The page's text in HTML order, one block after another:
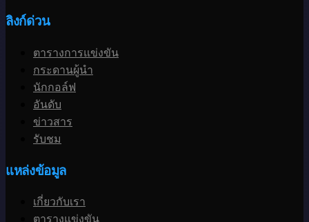
ลิงก์ด่วน
ตารางการแข่งขัน
กระดานผู้นำ
นักกอล์ฟ
อันดับ
ข่าวสาร
รับชม
แหล่งข้อมูล
เกี่ยวกับเรา